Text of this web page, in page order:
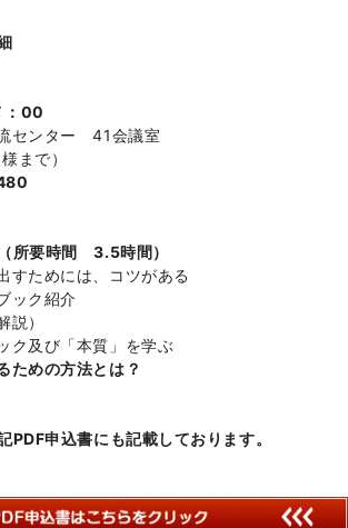
：00
センター 41会議室
まで）
所要時間 3.5時間）
すためには、コツがある
ック紹介
説）
ク及び「本質」を学ぶ
ための方法とは？
申込書にも記載しております。